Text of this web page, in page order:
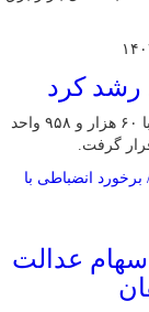
شاخص کل بورس تهران در معاملات امروز (دوشنبه) با ۶۰ هزار و ۹۵۸ واحد
سهام عدالت